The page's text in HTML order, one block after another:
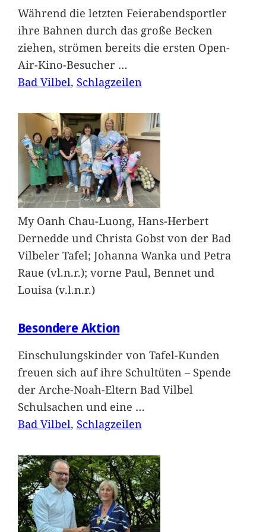
Während die letzten Feierabendsportler
ihre Bahnen durch das große Becken
ziehen, strömen bereits die ersten Open-
Air-Kino-Besucher …
Bad Vilbel, Schlagzeilen
My Oanh Chau-Luong, Hans-Herbert
Dernedde und Christa Gobst von der Bad
Vilbeler Tafel; Johanna Wanka und Petra
Raue (vl.n.r.); vorne Paul, Bennet und
Louisa (v.l.n.r.)
Besondere Aktion
Einschulungskinder von Tafel-Kunden
freuen sich auf ihre Schultüten – Spende
der Arche-Noah-Eltern Bad Vilbel
Schulsachen und eine …
Bad Vilbel, Schlagzeilen